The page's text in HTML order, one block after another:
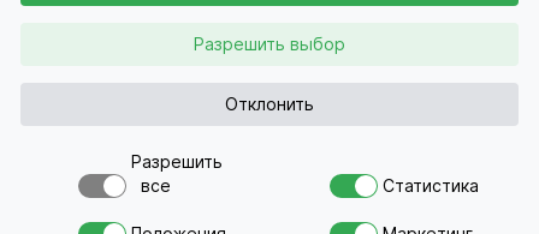
Контакты
+371 26955551
Хотите в путешествие ?
Отклонить
Разрешить выбор
Разрешить
все
Статистика